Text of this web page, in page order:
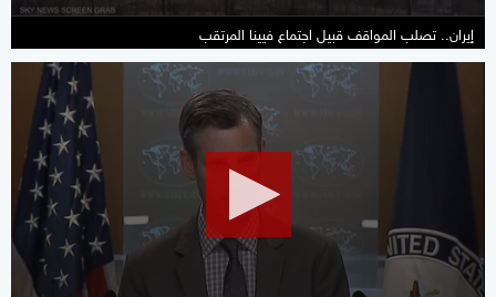
إيران.. تصلب المواقف قبيل اجتماع فيينا المرتقب
seconds
seconds